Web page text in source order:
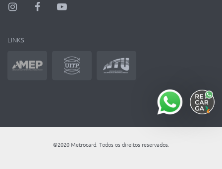
LINKS
©2020 Metrocard. Todos os direitos reservados.